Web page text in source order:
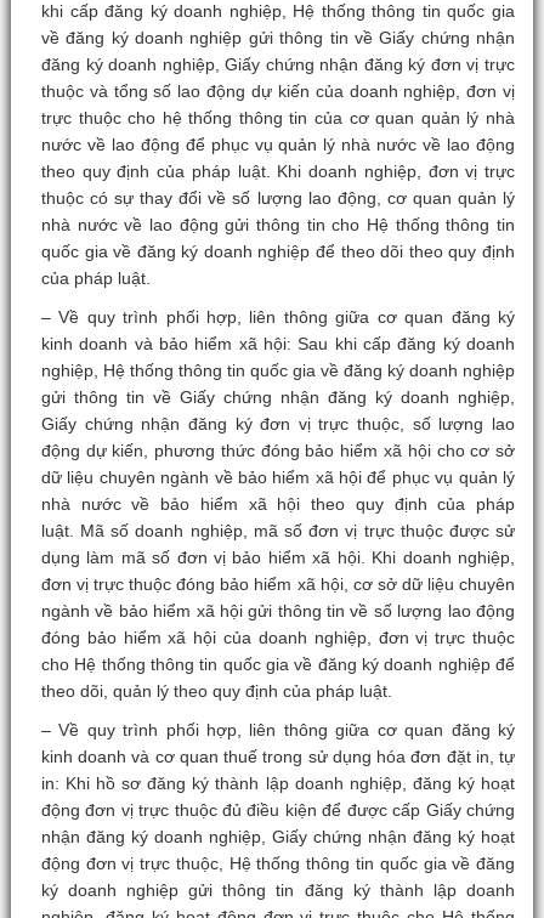
khi cấp đăng ký doanh nghiệp, Hệ thống thông tin quốc gia
về đăng ký doanh nghiệp gửi thông tin về Giấy chứng nhận
đăng ký doanh nghiệp, Giấy chứng nhận đăng ký đơn vị trực
thuộc và tổng số lao động dự kiến của doanh nghiệp, đơn vị
trực thuộc cho hệ thống thông tin của cơ quan quản lý nhà
nước về lao động để phục vụ quản lý nhà nước về lao động
theo quy định của pháp luật. Khi doanh nghiệp, đơn vị trực
thuộc có sự thay đổi về số lượng lao động, cơ quan quản lý
nhà nước về lao động gửi thông tin cho Hệ thống thông tin
quốc gia về đăng ký doanh nghiệp để theo dõi theo quy định
của pháp luật.
– Về quy trình phối hợp, liên thông giữa cơ quan đăng ký
kinh doanh và bảo hiểm xã hội: Sau khi cấp đăng ký doanh
nghiệp, Hệ thống thông tin quốc gia về đăng ký doanh nghiệp
gửi thông tin về Giấy chứng nhận đăng ký doanh nghiệp,
Giấy chứng nhận đăng ký đơn vị trực thuộc, số lượng lao
động dự kiến, phương thức đóng bảo hiểm xã hội cho cơ sở
dữ liệu chuyên ngành về bảo hiểm xã hội để phục vụ quản lý
nhà nước về bảo hiểm xã hội theo quy định của pháp
luật. Mã số doanh nghiệp, mã số đơn vị trực thuộc được sử
dụng làm mã số đơn vị bảo hiểm xã hội. Khi doanh nghiệp,
đơn vị trực thuộc đóng bảo hiểm xã hội, cơ sở dữ liệu chuyên
ngành về bảo hiểm xã hội gửi thông tin về số lượng lao động
đóng bảo hiểm xã hội của doanh nghiệp, đơn vị trực thuộc
cho Hệ thống thông tin quốc gia về đăng ký doanh nghiệp để
theo dõi, quản lý theo quy định của pháp luật.
– Về quy trình phối hợp, liên thông giữa cơ quan đăng ký
kinh doanh và cơ quan thuế trong sử dụng hóa đơn đặt in, tự
in: Khi hồ sơ đăng ký thành lập doanh nghiệp, đăng ký hoạt
động đơn vị trực thuộc đủ điều kiện để được cấp Giấy chứng
nhận đăng ký doanh nghiệp, Giấy chứng nhận đăng ký hoạt
động đơn vị trực thuộc, Hệ thống thông tin quốc gia về đăng
ký doanh nghiệp gửi thông tin đăng ký thành lập doanh